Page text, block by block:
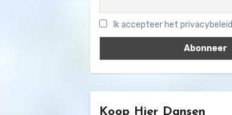
Ik accepteer het privacybeleid
Koop Hier Dansen